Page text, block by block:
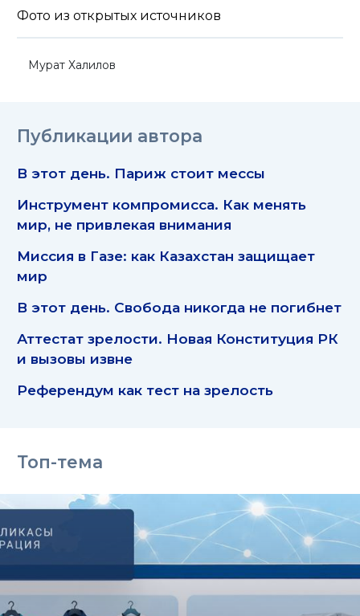
Фото из открытых источников
Мурат Халилов
Публикации автора
В этот день. Париж стоит мессы
Инструмент компромисса. Как менять
мир, не привлекая внимания
Миссия в Газе: как Казахстан защищает
мир
В этот день. Свобода никогда не погибнет
Аттестат зрелости. Новая Конституция РК
и вызовы извне
Референдум как тест на зрелость
Топ-тема